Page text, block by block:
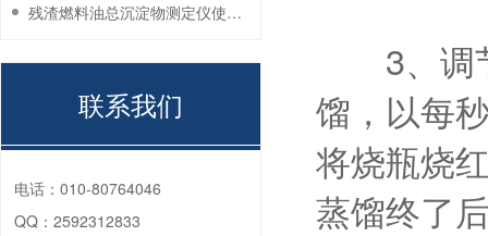
3、调节
馏，以每
将烧瓶烧
蒸馏终了
残渣燃料油总沉淀物测定仪使用注意事项
联系我们
电话： 010-80764046
QQ： 2592312833